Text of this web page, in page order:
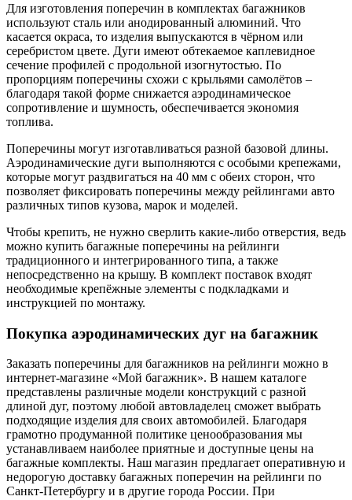
Для изготовления поперечин в комплектах багажников
используют сталь или анодированный алюминий. Что
касается окраса, то изделия выпускаются в чёрном или
серебристом цвете. Дуги имеют обтекаемое каплевидное
сечение профилей с продольной изогнутостью. По
пропорциям поперечины схожи с крыльями самолётов –
благодаря такой форме снижается аэродинамическое
сопротивление и шумность, обеспечивается экономия
топлива.
Поперечины могут изготавливаться разной базовой длины.
Аэродинамические дуги выполняются с особыми крепежами,
которые могут раздвигаться на 40 мм с обеих сторон, что
позволяет фиксировать поперечины между рейлингами авто
различных типов кузова, марок и моделей.
Чтобы крепить, не нужно сверлить какие-либо отверстия, ведь
можно купить багажные поперечины на рейлинги
традиционного и интегрированного типа, а также
непосредственно на крышу. В комплект поставок входят
необходимые крепёжные элементы с подкладками и
инструкцией по монтажу.
Покупка аэродинамических дуг на багажник
Заказать поперечины для багажников на рейлинги можно в
интернет-магазине «Мой багажник». В нашем каталоге
представлены различные модели конструкций с разной
длиной дуг, поэтому любой автовладелец сможет выбрать
подходящие изделия для своих автомобилей. Благодаря
грамотно продуманной политике ценообразования мы
устанавливаем наиболее приятные и доступные цены на
багажные комплекты. Наш магазин предлагает оперативную и
недорогую доставку багажных поперечин на рейлинги по
Санкт-Петербургу и в другие города России. При